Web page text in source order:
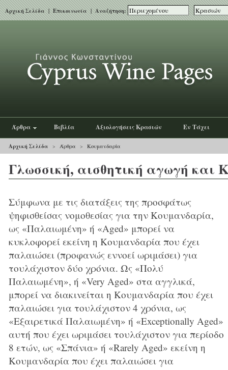
Αρχική Σελίδα|Επικοινωνία| Αναζήτηση:
Άρθρα Βιβλία Αξιολογήσεις Κρασιών Εν Τάχει
Αρχική Σελίδα > Άρθρα > Κουμανδαρία
Γλωσσική, αισθητική αγωγή και
Σύμφωνα με τις διατάξεις της προσφάτως
ψηφισθείσας νομοθεσίας για την Κουμανδαρία,
ως «Παλαιωμένη» ή «Aged» μπορεί να
κυκλοφορεί εκείνη η Κουμανδαρία που έχει
παλαιώσει (προφανώς εννοεί ωριμάσει) για
τουλάχιστον δύο χρόνια. Ως «Πολύ
Παλαιωμένη», ή «Very Aged» στα αγγλικά,
μπορεί να διακινείται η Κουμανδαρία που έχει
παλαιώσει για τουλάχιστον 4 χρόνια, ως
«Εξαιρετικά Παλαιωμένη» ή «Exceptionally Aged»
αυτή που έχει ωριμάσει τουλάχιστον για περίοδο
8 ετών, ως «Σπάνια» ή «Rarely Aged» εκείνη η
Κουμανδαρία που έχει παλαιώσει για